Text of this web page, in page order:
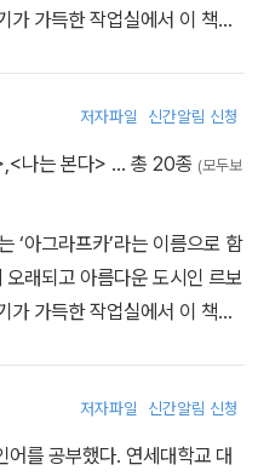
가 가득한 작업실에서 이 책을
니다.
저자파일 신간알림 신청
,<나는 본다> … 총 20종 (모두보
‘아그라프카’라는 이름으로 함
래되고 아름다운 도시인 르보
가 가득한 작업실에서 이 책을
니다.
저자파일 신간알림 신청
어를 공부했다. 연세대학교 대